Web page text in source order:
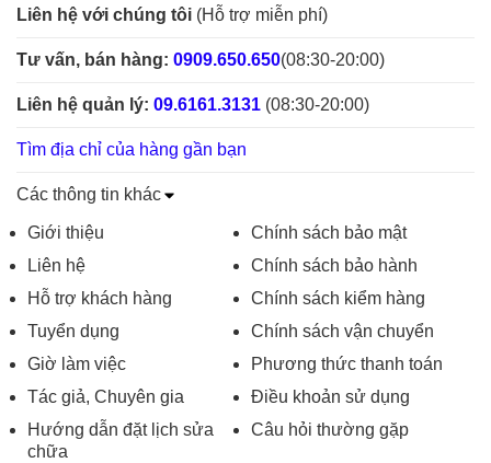
Liên hệ với chúng tôi (Hỗ trợ miễn phí)
Tư vấn, bán hàng: 0909.650.650(08:30-20:00)
Liên hệ quản lý: 09.6161.3131 (08:30-20:00)
Tìm địa chỉ của hàng gần bạn
Các thông tin khác
Giới thiệu
Liên hệ
Hỗ trợ khách hàng
Tuyển dụng
Giờ làm việc
Tác giả, Chuyên gia
Hướng dẫn đặt lịch sửa
chữa
Chính sách bảo mật
Chính sách bảo hành
Chính sách kiểm hàng
Chính sách vận chuyển
Phương thức thanh toán
Điều khoản sử dụng
Câu hỏi thường gặp